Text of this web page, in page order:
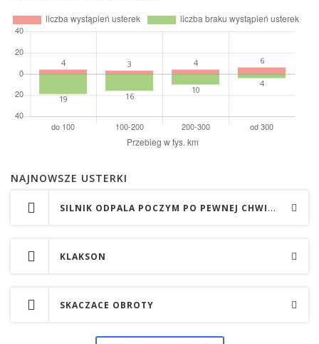
NAJNOWSZE USTERKI
SILNIK ODPALA POCZYM PO PEWNEJ CHWILI WARJUJE Z OBROTAMI
KLAKSON
SKACZACE OBROTY